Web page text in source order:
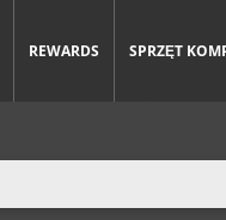
REWARDS SPRZĘT